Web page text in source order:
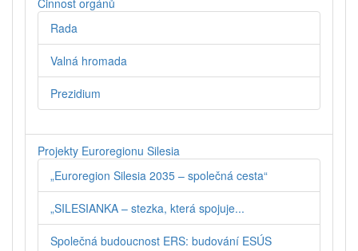
Rada
Valná hromada
Prezidium
Projekty Euroregionu Silesia
„Euroregion Silesia 2035 – společná cesta“
„SILESIANKA – stezka, která spojuje...
Společná budoucnost ERS: budování ESÚS